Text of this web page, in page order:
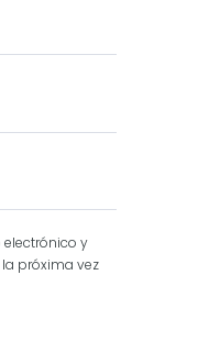
y
próxima vez